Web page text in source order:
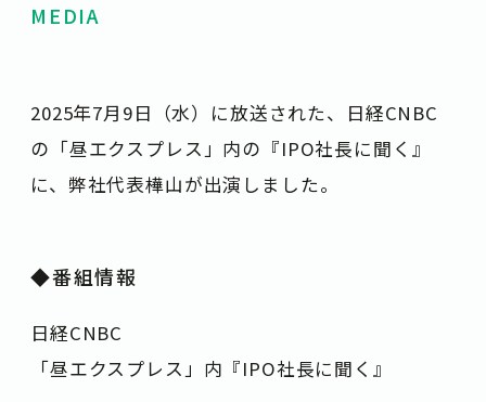
MEDIA
2025年7月9日（水）に放送された、日経CNBC
の「昼エクスプレス」内の『IPO社長に聞く』
に、弊社代表樺山が出演しました。
◆番組情報
日経CNBC
「昼エクスプレス」内『IPO社長に聞く』